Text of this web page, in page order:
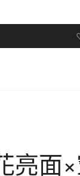
亮面